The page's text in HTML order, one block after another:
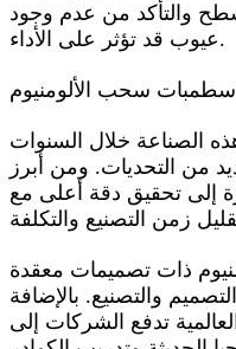
والتأكد من عدم وجود
عيوب قد تؤثر على الأداء.
اسطمبات سحب الألومنيوم
الصناعة خلال السنوات
من التحديات. ومن أبرز
إلى تحقيق دقة أعلى مع
ذات تصميمات معقدة
والتصنيع. بالإضافة
تدفع الشركات إلى